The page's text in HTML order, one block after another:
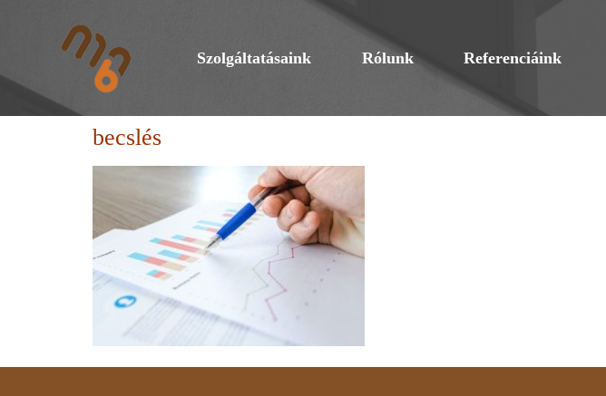
Szolgáltatásaink Rólunk Referenciáink
becslés